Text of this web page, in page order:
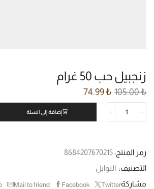
زنجبيل حب 50 غرام
105.00₺
74.99₺
إضافة إلى السلة
رمز المنتج:8684207670215
التصنيف: التوابل
مشاركةTwitter
Facebook
Mail to friend